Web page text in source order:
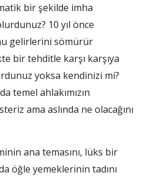
bir şekilde imha
10 yıl önce
gelirlerini sömürür
bir tehditle karşı karşıya
yoksa kendinizi mi?
temel ahlakımızın
ama aslında ne olacağını
ana temasını, lüks bir
öğle yemeklerinin tadını